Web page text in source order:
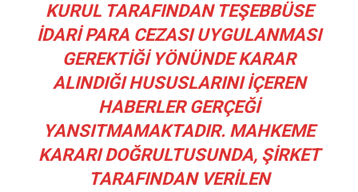
KURUL TARAFINDAN TEŞEBBÜSE
IDARI PARA CEZASI UYGULANMASI
GEREKTIĞI YÖNÜNDE KARAR
ALINDIĞI HUSUSLARINI IÇEREN
HABERLER GERÇEĞI
YANSITMAMAKTADIR. MAHKEME
KARARI DOĞRULTUSUNDA, ŞIRKET
TARAFINDAN VERILEN